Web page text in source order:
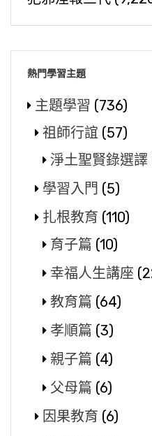
熱門學習主題
主題學習 (736)
祖師行誼 (57)
淨土聖賢錄選譯
學習入門 (5)
扎根教育 (110)
育子篇 (10)
幸福人生講座
教育篇 (64)
孝順篇 (3)
親子篇 (4)
父母篇 (6)
因果教育 (6)